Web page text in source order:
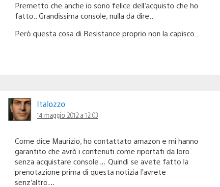
Premetto che anche io sono felice dell’acquisto che ho
fatto.. Grandissima console, nulla da dire..
Però questa cosa di Resistance proprio non la capisco..
Italozzo
14 maggio 2012 a 12:03
Come dice Maurizio, ho contattato amazon e mi hanno
garantito che avrò i contenuti come riportati da loro
senza acquistare console… Quindi se avete fatto la
prenotazione prima di questa notizia l’avrete
senz’altro…